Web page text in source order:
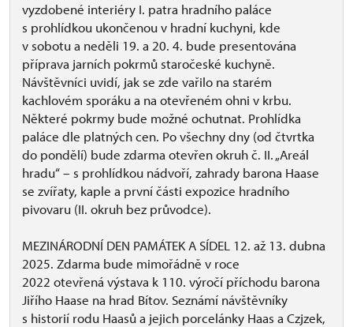
vyzdobené interiéry I. patra hradního paláce
s prohlídkou ukončenou v hradní kuchyni, kde
v sobotu a neděli 19. a 20. 4. bude presentována
příprava jarních pokrmů staročeské kuchyně.
Návštěvníci uvidí, jak se zde vařilo na starém
kachlovém sporáku a na otevřeném ohni v krbu.
Některé pokrmy bude možné ochutnat. Prohlídka
paláce dle platných cen. Po všechny dny (od čtvrtka
do pondělí) bude zdarma otevřen okruh č. II. „Areál
hradu“ – s prohlídkou nádvoří, zahrady barona Haase
se zvířaty, kaple a první části expozice hradního
pivovaru (II. okruh bez průvodce).
MEZINÁRODNÍ DEN PAMÁTEK A SÍDEL 12. až 13. dubna
2025. Zdarma bude mimořádně v roce
2022 otevřená výstava k 110. výročí příchodu barona
Jiřího Haase na hrad Bítov. Seznámí návštěvníky
s historií rodu Haasů a jejich porcelánky Haas a Czjzek,